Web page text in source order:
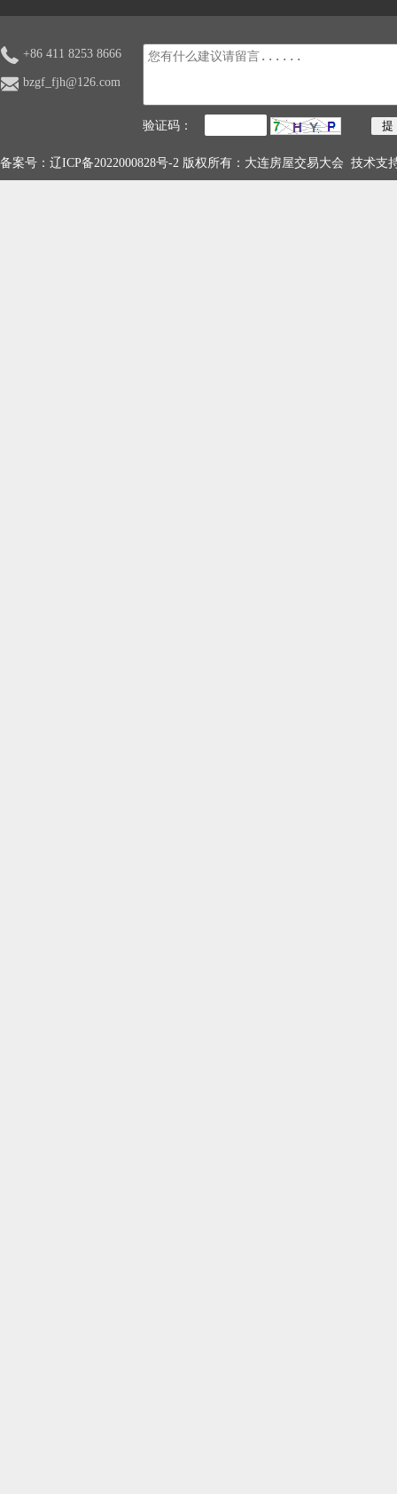
+86 411 8253 8666
bzgf_fjh@126.com
验证码：
备案号： 辽ICP备2022000828号-2 版权所有：大连房屋交易大会 技术支